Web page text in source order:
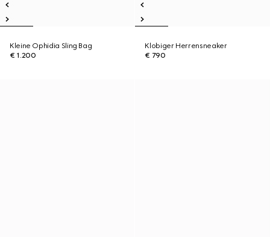
Kleine Ophidia Sling Bag
€ 1.200
Klobiger Herrensneaker
€ 790